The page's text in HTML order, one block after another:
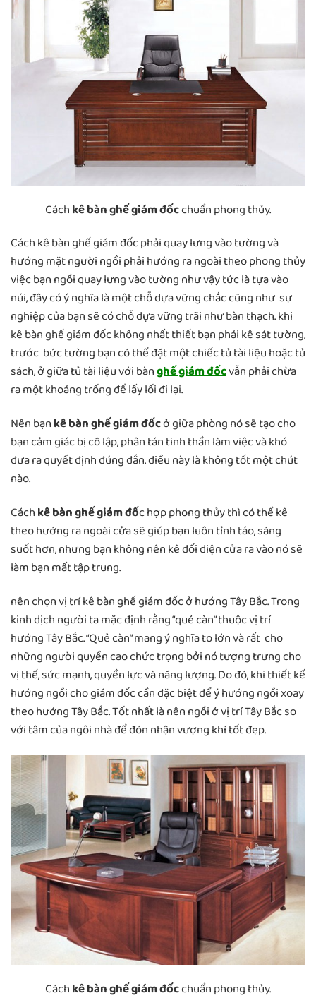
Cáchkê bàn ghế giám đốcchuẩn phong thủy.
Cách kê bàn ghế giám đốc phải quay lưng vào tường và
hướng mặt người ngồi phải hướng ra ngoài theo phong thủy
việc bạn ngồi quay lưng vào tường như vậy tức là tựa vào
núi, đây có ý nghĩa là một chỗ dựa vững chắc cũng như sự
nghiệp của bạn sẽ có chỗ dựa vững trãi như bàn thạch. khi
kê bàn ghế giám đốc không nhất thiết bạn phải kê sát tường,
trước bức tường bạn có thể đặt một chiếc tủ tài liệu hoặc tủ
sách, ở giữa tủ tài liệu với bànghế giám đốcvẫn phải chừa
ra một khoảng trống để lấy lối đi lại.
Nên bạnkê bàn ghế giám đốcở giữa phòng nó sẽ tạo cho
bạn cảm giác bị cô lập, phân tán tinh thần làm việc và khó
đưa ra quyết định đúng đắn. điều này là không tốt một chút
nào.
Cáchkê bàn ghế giám đốc hợp phong thủy thì có thể kê
theo hướng ra ngoài cửa sẽ giúp bạn luôn tỉnh táo, sáng
suốt hơn, nhưng bạn không nên kê đối diện cửa ra vào nó sẽ
làm bạn mất tập trung.
nên chọn vị trí kê bàn ghế giám đốc ở hướng Tây Bắc. Trong
kinh dịch người ta mặc định rằng “quẻ càn” thuộc vị trí
hướng Tây Bắc. “Quẻ càn” mang ý nghĩa to lớn và rất cho
những người quyền cao chức trọng bởi nó tượng trưng cho
vị thế, sức mạnh, quyền lực và năng lượng. Do đó, khi thiết kế
hướng ngồi cho giám đốc cần đặc biệt để ý hướng ngồi xoay
theo hướng Tây Bắc. Tốt nhất là nên ngồi ở vị trí Tây Bắc so
với tâm của ngôi nhà để đón nhận vượng khí tốt đẹp.
Cáchkê bàn ghế giám đốcchuẩn phong thủy.